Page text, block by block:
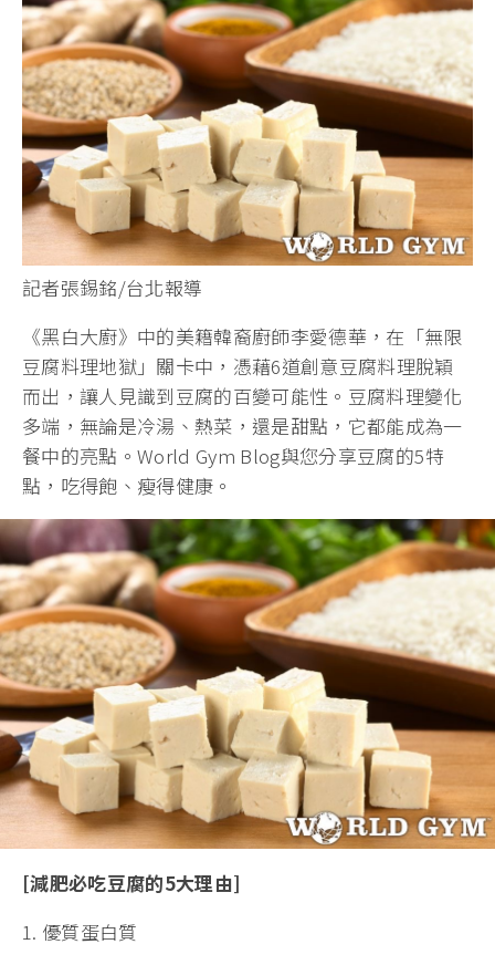
記者張錫銘/台北報導
《黑白大廚》中的美籍韓裔廚師李愛德華，在「無限
豆腐料理地獄」關卡中，憑藉6道創意豆腐料理脫穎
而出，讓人見識到豆腐的百變可能性。豆腐料理變化
多端，無論是冷湯、熱菜，還是甜點，它都能成為一
餐中的亮點。World Gym Blog與您分享豆腐的5特
點，吃得飽、瘦得健康。
[減肥必吃豆腐的5大理由]
1. 優質蛋白質